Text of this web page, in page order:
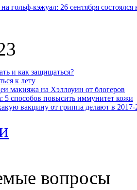
гольф-кэжуал: 26 сентября
и как защищаться?
к лету
макияжа на Хэллоуин от блогеров
5 способов повысить иммунитет кожи
вакцину от гриппа делают в 2017-
вопросы